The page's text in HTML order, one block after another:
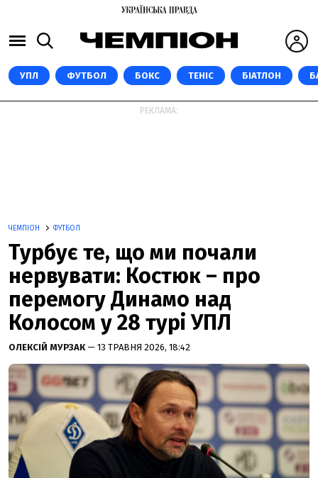
УПЛ ФУТБОЛ БОКС ТЕНІС БІАТЛОН
РЕКЛАМА:
ЧЕМПІОН ФУТБОЛ
Турбує те, що ми почали
нервувати: Костюк – про
перемогу Динамо над
Колосом у 28 турі УПЛ
ОЛЕКСІЙ МУРЗАК — 13 ТРАВНЯ 2026, 18:42